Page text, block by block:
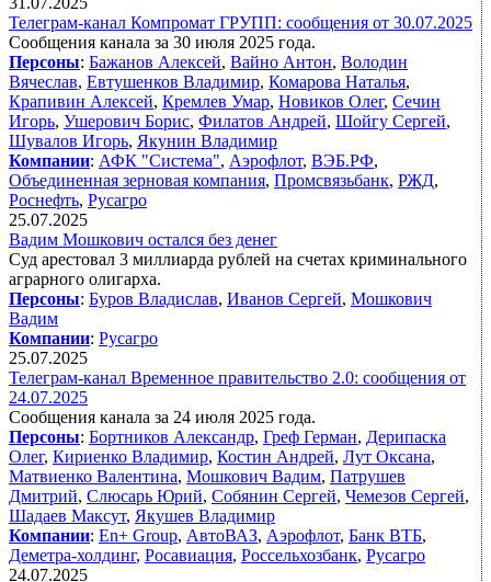
Телеграм-канал Компромат ГРУПП: сообщения от 30.07.2025
Сообщения канала за 30 июля 2025 года.
Персоны: Бажанов Алексей, Вайно Антон, Володин
Вячеслав, Евтушенков Владимир, Комарова Наталья,
Крапивин Алексей, Кремлев Умар, Новиков Олег, Сечин
Игорь, Ушерович Борис, Филатов Андрей, Шойгу Сергей,
Шувалов Игорь, Якунин Владимир
Компании: АФК "Система", Аэрофлот, ВЭБ.РФ,
Объединенная зерновая компания, Промсвязьбанк, РЖД,
Роснефть, Русагро
25.07.2025
Вадим Мошкович остался без денег
Суд арестовал 3 миллиарда рублей на счетах криминального
аграрного олигарха.
Персоны: Буров Владислав, Иванов Сергей, Мошкович
Вадим
Компании: Русагро
25.07.2025
Телеграм-канал Временное правительство 2.0: сообщения от
24.07.2025
Сообщения канала за 24 июля 2025 года.
Персоны: Бортников Александр, Греф Герман, Дерипаска
Олег, Кириенко Владимир, Костин Андрей, Лут Оксана,
Матвиенко Валентина, Мошкович Вадим, Патрушев
Дмитрий, Слюсарь Юрий, Собянин Сергей, Чемезов Сергей,
Шадаев Максут, Якушев Владимир
Компании: En+ Group, АвтоВАЗ, Аэрофлот, Банк ВТБ,
Деметра-холдинг, Росавиация, Россельхозбанк, Русагро
24.07.2025